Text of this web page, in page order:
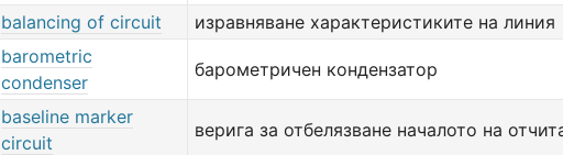
balancing of circuit изравняване характеристиките на линия
barometric
condenser
барометричен кондензатор
baseline marker
circuit
верига за отбелязване началото на